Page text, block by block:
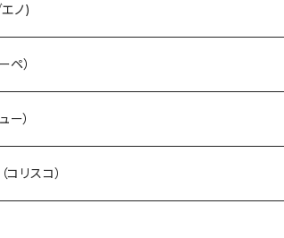
チュニック
ャンパースカート
ンズ
サスペンダー・オールインワン
ノ)
ペ）
ー）
リスコ）